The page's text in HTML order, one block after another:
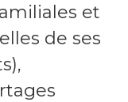
et
de ses